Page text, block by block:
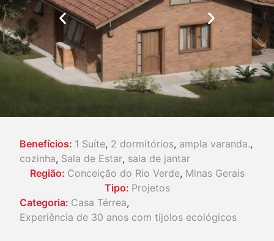
Benefícios: 1 Suíte, 2 dormitórios, ampla varanda.,
cozinha, Sala de Estar, sala de jantar
Região: Conceição do Rio Verde, Minas Gerais
Tipo: Projetos
Categoria: Casa Térrea,
Experiência de 30 anos com tijolos ecológicos